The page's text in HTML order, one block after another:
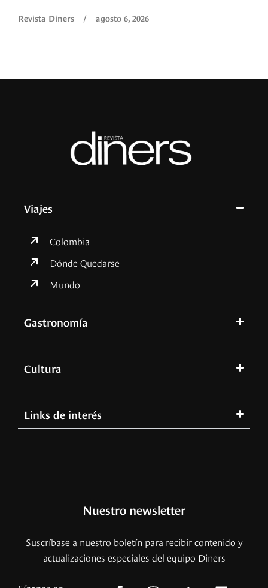
Revista Diners / agosto 6, 2026
Viajes
Colombia
Dónde Quedarse
Mundo
Gastronomía
Cultura
Links de interés
Nuestro newsletter
Suscríbase a nuestro boletín para recibir contenido y
actualizaciones especiales del equipo Diners